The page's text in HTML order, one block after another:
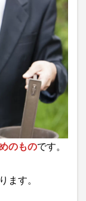
のものです。
ます。